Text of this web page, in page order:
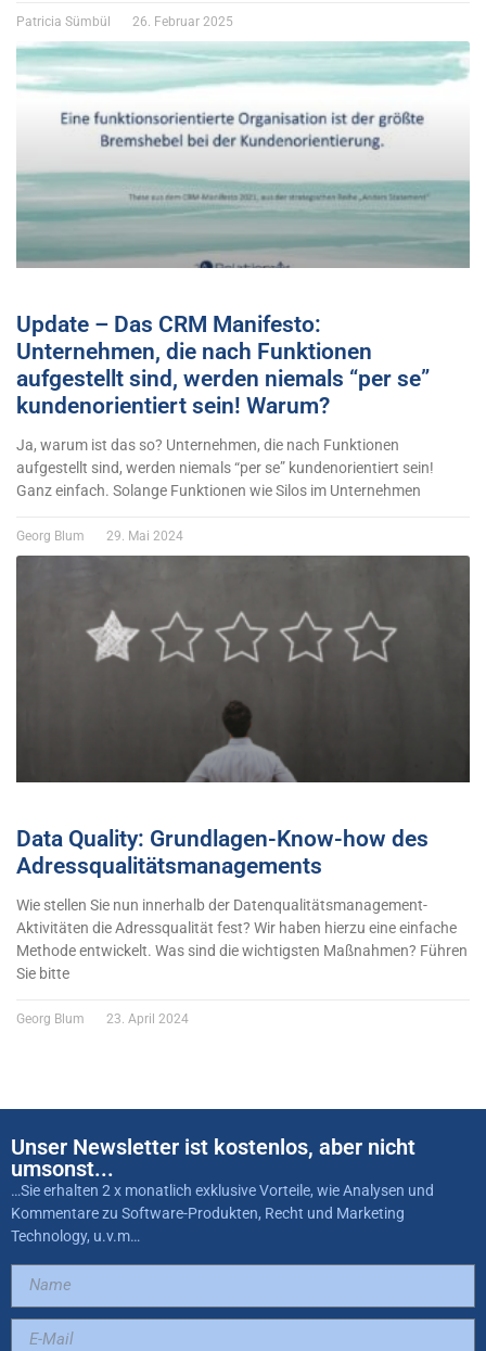
Patricia Sümbül 26. Februar 2025
Update – Das CRM Manifesto:
Unternehmen, die nach Funktionen
aufgestellt sind, werden niemals “per se”
kundenorientiert sein! Warum?
Ja, warum ist das so? Unternehmen, die nach Funktionen
aufgestellt sind, werden niemals “per se” kundenorientiert sein!
Ganz einfach. Solange Funktionen wie Silos im Unternehmen
Georg Blum 29. Mai 2024
Data Quality: Grundlagen-Know-how des
Adressqualitätsmanagements
Wie stellen Sie nun innerhalb der Datenqualitätsmanagement-
Aktivitäten die Adressqualität fest? Wir haben hierzu eine einfache
Methode entwickelt. Was sind die wichtigsten Maßnahmen? Führen
Sie bitte
Georg Blum 23. April 2024
Unser Newsletter ist kostenlos, aber nicht
umsonst...
…Sie erhalten 2 x monatlich exklusive Vorteile, wie Analysen und
Kommentare zu Software-Produkten, Recht und Marketing
Technology, u.v.m…